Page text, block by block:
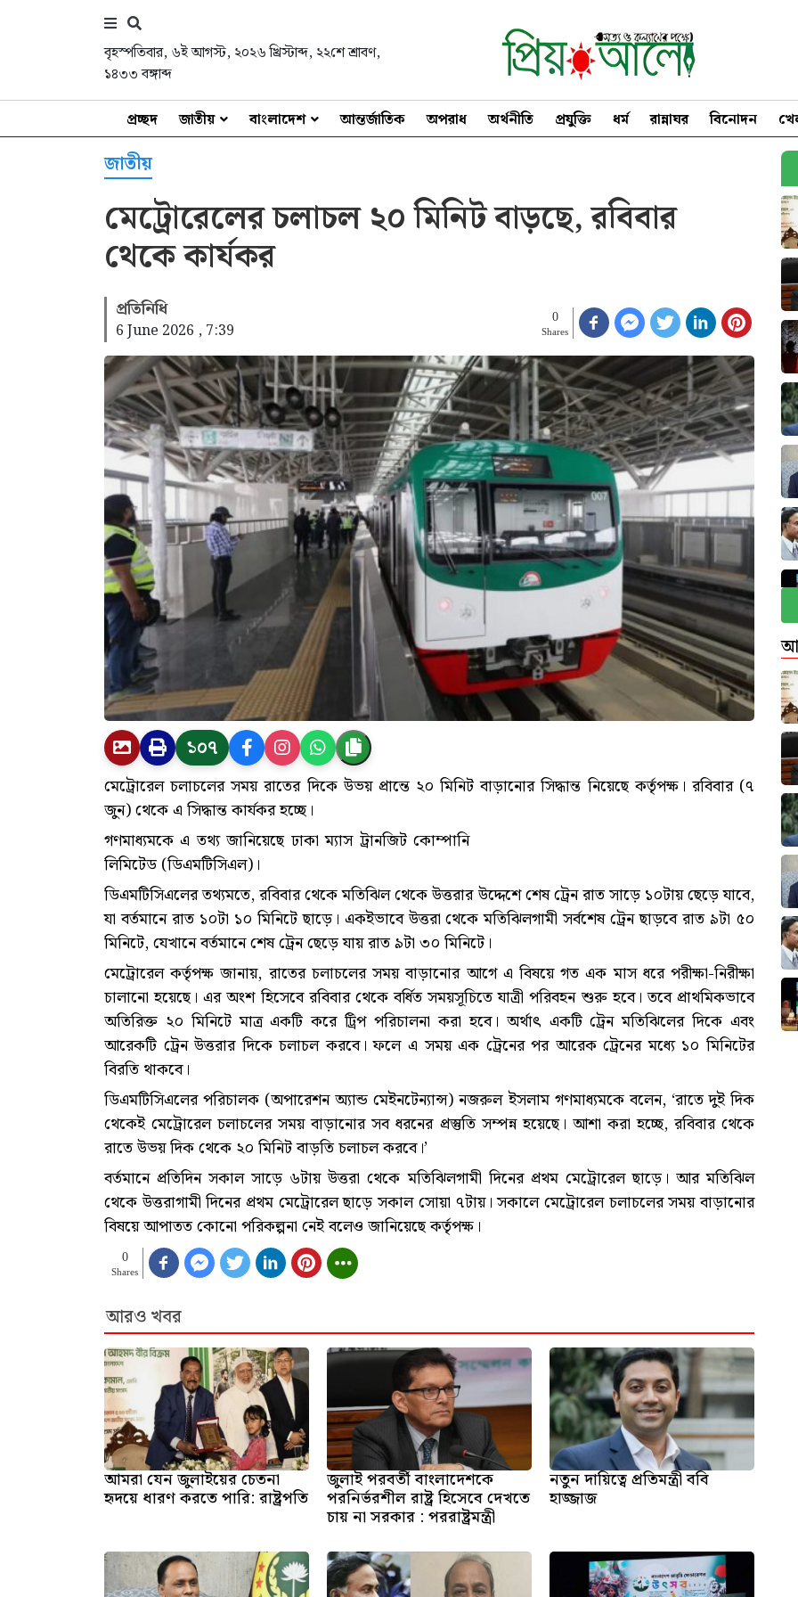
বৃহস্পতিবার, ৬ই আগস্ট, ২০২৬ খ্রিস্টাব্দ, ২২শে শ্রাবণ,
১৪৩৩ বঙ্গাব্দ
প্রচ্ছদ জাতীয় বাংলাদেশ আন্তর্জাতিক অপরাধ অর্থনীতি প্রযুক্তি ধর্ম রান্নাঘর বিনোদন
জাতীয়
মেট্রোরেলের চলাচল ২০ মিনিট বাড়ছে, রবিবার
থেকে কার্যকর
প্রতিনিধি
6 June 2026 , 7:39
0
Shares
১০৭
মেট্রোরেল চলাচলের সময় রাতের দিকে উভয় প্রান্তে ২০ মিনিট বাড়ানোর সিদ্ধান্ত নিয়েছে কর্তৃপক্ষ। রবিবার (৭
জুন) থেকে এ সিদ্ধান্ত কার্যকর হচ্ছে।
গণমাধ্যমকে এ তথ্য জানিয়েছে ঢাকা ম্যাস ট্রানজিট কোম্পানি
লিমিটেড (ডিএমটিসিএল)।
ডিএমটিসিএলের তথ্যমতে, রবিবার থেকে মতিঝিল থেকে উত্তরার উদ্দেশে শেষ ট্রেন রাত সাড়ে ১০টায় ছেড়ে যাবে,
যা বর্তমানে রাত ১০টা ১০ মিনিটে ছাড়ে। একইভাবে উত্তরা থেকে মতিঝিলগামী সর্বশেষ ট্রেন ছাড়বে রাত ৯টা ৫০
মিনিটে, যেখানে বর্তমানে শেষ ট্রেন ছেড়ে যায় রাত ৯টা ৩০ মিনিটে।
মেট্রোরেল কর্তৃপক্ষ জানায়, রাতের চলাচলের সময় বাড়ানোর আগে এ বিষয়ে গত এক মাস ধরে পরীক্ষা-নিরীক্ষা
চালানো হয়েছে। এর অংশ হিসেবে রবিবার থেকে বর্ধিত সময়সূচিতে যাত্রী পরিবহন শুরু হবে। তবে প্রাথমিকভাবে
অতিরিক্ত ২০ মিনিটে মাত্র একটি করে ট্রিপ পরিচালনা করা হবে। অর্থাৎ একটি ট্রেন মতিঝিলের দিকে এবং
আরেকটি ট্রেন উত্তরার দিকে চলাচল করবে। ফলে এ সময় এক ট্রেনের পর আরেক ট্রেনের মধ্যে ১০ মিনিটের
বিরতি থাকবে।
ডিএমটিসিএলের পরিচালক (অপারেশন অ্যান্ড মেইনটেন্যান্স) নজরুল ইসলাম গণমাধ্যমকে বলেন, ‘রাতে দুই দিক
থেকেই মেট্রোরেল চলাচলের সময় বাড়ানোর সব ধরনের প্রস্তুতি সম্পন্ন হয়েছে। আশা করা হচ্ছে, রবিবার থেকে
রাতে উভয় দিক থেকে ২০ মিনিট বাড়তি চলাচল করবে।’
বর্তমানে প্রতিদিন সকাল সাড়ে ৬টায় উত্তরা থেকে মতিঝিলগামী দিনের প্রথম মেট্রোরেল ছাড়ে। আর মতিঝিল
থেকে উত্তরাগামী দিনের প্রথম মেট্রোরেল ছাড়ে সকাল সোয়া ৭টায়। সকালে মেট্রোরেল চলাচলের সময় বাড়ানোর
বিষয়ে আপাতত কোনো পরিকল্পনা নেই বলেও জানিয়েছে কর্তৃপক্ষ।
0
Shares
আরও খবর
আমরা যেন জুলাইয়ের চেতনা
হৃদয়ে ধারণ করতে পারি: রাষ্ট্রপতি
জুলাই পরবর্তী বাংলাদেশকে
পরনির্ভরশীল রাষ্ট্র হিসেবে দেখতে
চায় না সরকার : পররাষ্ট্রমন্ত্রী
নতুন দায়িত্বে প্রতিমন্ত্রী ববি
হাজ্জাজ